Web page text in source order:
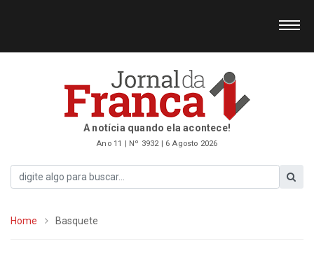
A notícia quando ela acontece!
Ano 11 | Nº 3932 | 6 Agosto 2026
Home Basquete